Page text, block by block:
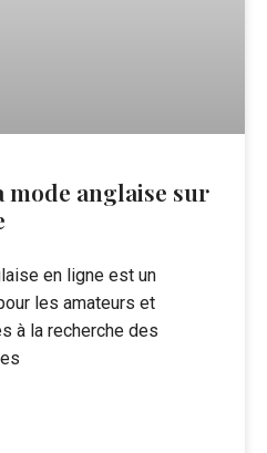
mode anglaise sur
en ligne est un
les amateurs et
à la recherche des